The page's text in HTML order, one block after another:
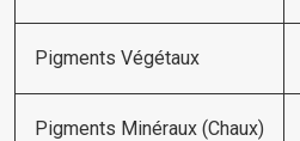
Pigments Végétaux
Pigments Minéraux (Chaux)